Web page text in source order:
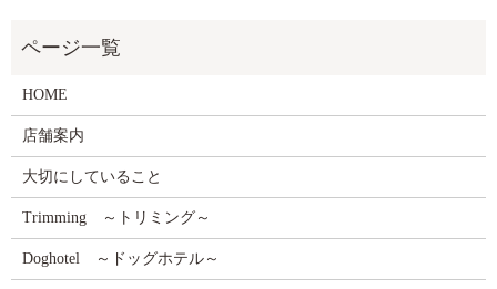
HOME
店舗案内
大切にしていること
Trimming ～トリミング～
Doghotel ～ドッグホテル～